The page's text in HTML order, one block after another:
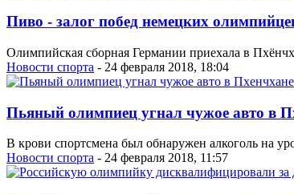
Пиво - залог побед немецких
Олимпийская сборная Германии приехала в
Новости спорта - 24 февраля 2018, 18:04
Пьяный олимпиец угнал чужое авто в
В крови спортсмена был обнаружен алкоголь на
Новости спорта - 24 февраля 2018, 11:57